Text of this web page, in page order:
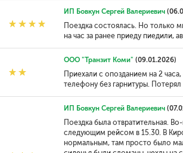
ИП Бовкун Сергей Валериевич
Поездка состоялась. Но только
на час за ранее приеду пиедили,
ООО "Транзит Коми" (09.01.2026)
Приехали с опозданием на 2
телефону без гарнитуры.
ИП Бовкун Сергей Валериевич
Поездка была отвратительная.
следующим рейсом в 15.30. В
нормальным, там просто было